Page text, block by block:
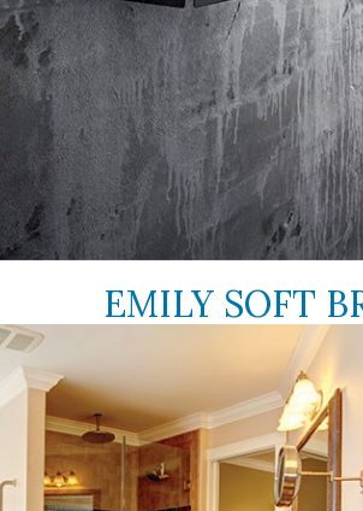
EMILY SOFT